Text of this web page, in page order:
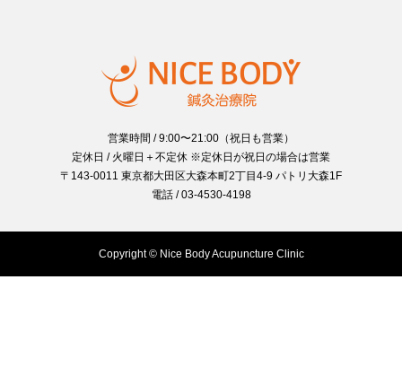
営業時間 / 9:00〜21:00（祝日も営業）
定休日 / 火曜日＋不定休 ※定休日が祝日の場合は営業
〒143-0011 東京都大田区大森本町2丁目4-9 パトリ大森1F
電話 / 03-4530-4198
Copyright © Nice Body Acupuncture Clinic